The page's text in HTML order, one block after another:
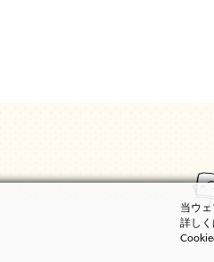
当ウ
詳しく